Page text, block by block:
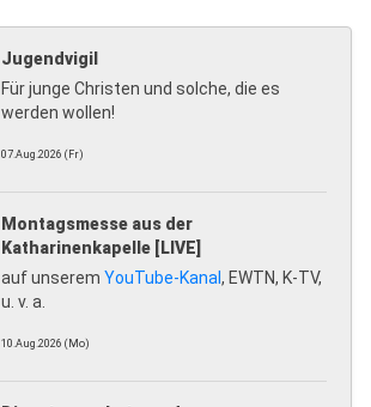
Jugendvigil
Für junge Christen und solche, die es
werden wollen!
07.Aug.2026 (Fr)
Montagsmesse aus der
Katharinenkapelle [LIVE]
auf unserem YouTube-Kanal, EWTN, K-TV,
u. v. a.
10.Aug.2026 (Mo)